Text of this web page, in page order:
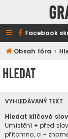
Facebook
Obsah fóra
Hledat
VYHLEDÁVANÝ TEXT
Hledat klíčová
Umístění + před
přítomno, a -